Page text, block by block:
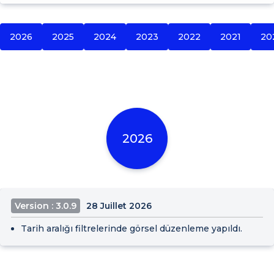
2026 2025 2024 2023 2022 2021
2026
Version : 3.0.9 28 Juillet 2026
Tarih aralığı filtrelerinde görsel düzenleme yapıldı.